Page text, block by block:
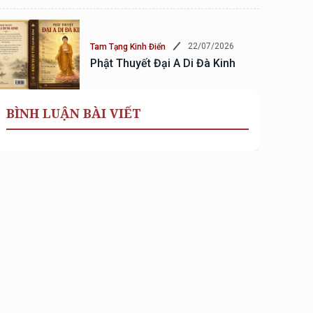
Tam Tạng Kinh Điển 22/07/2026
Phật Thuyết Đại A Di Đà Kinh
BÌNH LUẬN BÀI VIẾT